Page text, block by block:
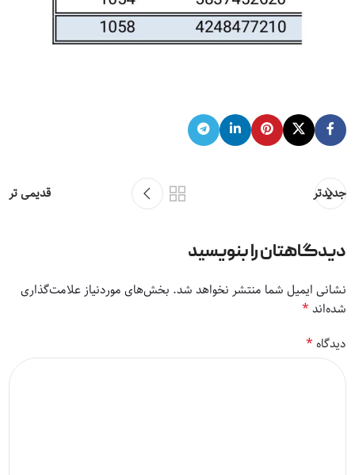
جدیدتر قدیمی تر
دیدگاهتان را بنویسید
نشانی ایمیل شما منتشر نخواهد شد. بخش‌های موردنیاز علامت‌گذاری
شده‌اند*
دیدگاه*